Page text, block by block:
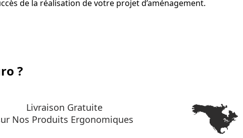
de la réalisation de votre projet d’aménagement.
?
Livraison Gratuite
Nos Produits Ergonomiques